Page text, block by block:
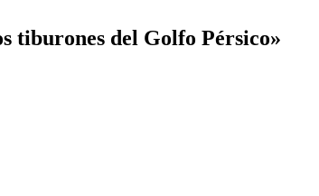
tiburones del Golfo Pérsico»